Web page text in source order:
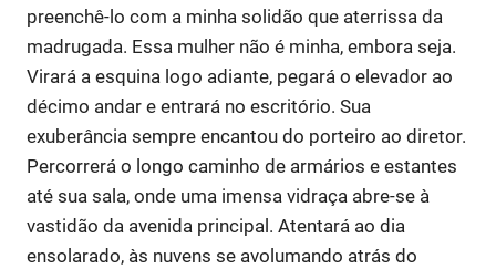
preenchê-lo com a minha solidão que aterrissa da
madrugada. Essa mulher não é minha, embora seja.
Virará a esquina logo adiante, pegará o elevador ao
décimo andar e entrará no escritório. Sua
exuberância sempre encantou do porteiro ao diretor.
Percorrerá o longo caminho de armários e estantes
até sua sala, onde uma imensa vidraça abre-se à
vastidão da avenida principal. Atentará ao dia
ensolarado, às nuvens se avolumando atrás do